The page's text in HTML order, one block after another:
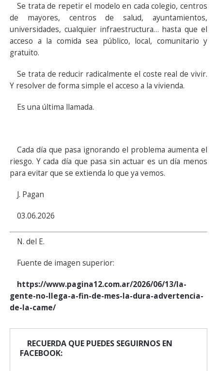
Se trata de repetir el modelo en cada colegio, centros
de mayores, centros de salud, ayuntamientos,
universidades, cualquier infraestructura… hasta que el
acceso a la comida sea público, local, comunitario y
gratuito.
Se trata de reducir radicalmente el coste real de vivir.
Y resolver de forma simple el acceso a la vivienda.
Es una última llamada.
Cada día que pasa ignorando el problema aumenta el
riesgo. Y cada día que pasa sin actuar es un día menos
para evitar que se extienda lo que ya vemos.
J. Pagan
03.06.2026
N. del E.
Fuente de imagen superior:
https://www.pagina12.com.ar/2026/06/13/la-
gente-no-llega-a-fin-de-mes-la-dura-advertencia-
de-la-came/
RECUERDA QUE PUEDES SEGUIRNOS EN
FACEBOOK: